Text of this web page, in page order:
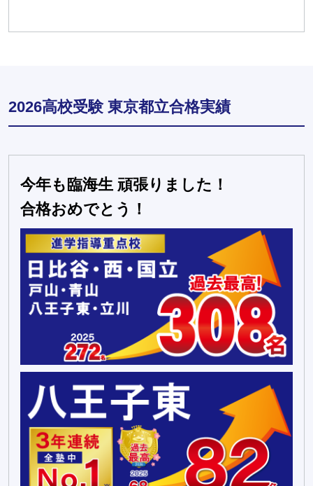
2026高校受験 東京都立合格実績
今年も臨海生 頑張りました！
合格おめでとう！